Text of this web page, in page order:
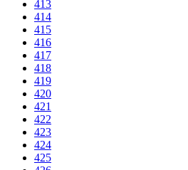
413
414
415
416
417
418
419
420
421
422
423
424
425